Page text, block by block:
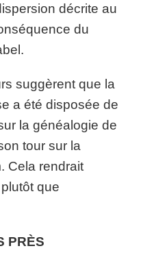
décrite au
du
suggèrent que la
a été disposée de
la généalogie de
tour sur la
Cela rendrait
plutôt que
PRÈS